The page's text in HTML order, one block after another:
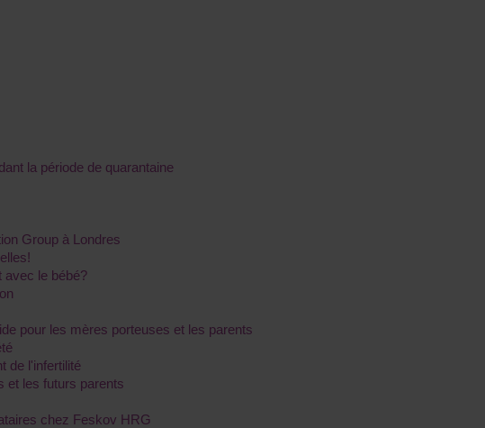
la période de quarantaine
Group à Londres
avec le bébé?
pour les mères porteuses et les parents
de l'infertilité
et les futurs parents
chez Feskov HRG